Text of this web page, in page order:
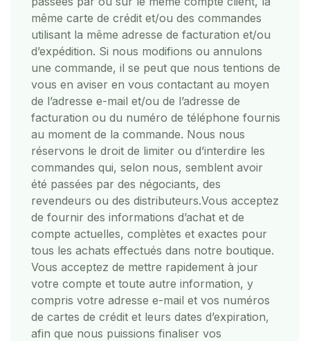
même carte de crédit et/ou des commandes
utilisant la même adresse de facturation et/ou
d’expédition. Si nous modifions ou annulons
une commande, il se peut que nous tentions de
vous en aviser en vous contactant au moyen
de l’adresse e-mail et/ou de l’adresse de
facturation ou du numéro de téléphone fournis
au moment de la commande. Nous nous
réservons le droit de limiter ou d’interdire les
commandes qui, selon nous, semblent avoir
été passées par des négociants, des
revendeurs ou des distributeurs.Vous acceptez
de fournir des informations d’achat et de
compte actuelles, complètes et exactes pour
tous les achats effectués dans notre boutique.
Vous acceptez de mettre rapidement à jour
votre compte et toute autre information, y
compris votre adresse e-mail et vos numéros
de cartes de crédit et leurs dates d’expiration,
afin que nous puissions finaliser vos